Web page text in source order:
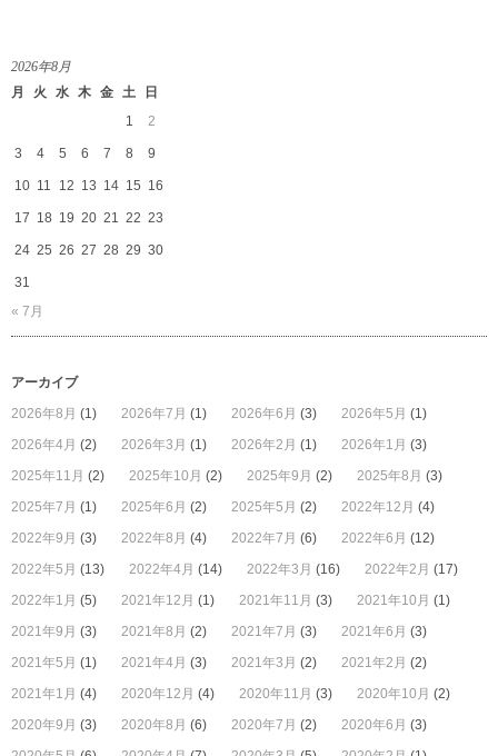
2026年8月
月
火 水 木 金 土
日
1
2
3 4 5 6 7 8 9
10 11 12 13 14 15 16
17 18 19 20 21 22 23
24 25 26 27 28 29 30
31
« 7月
アーカイブ
2026年8月 (1) 2026年7月 (1) 2026年6月 (3) 2026年5月 (1)
2026年4月 (2) 2026年3月 (1) 2026年2月 (1) 2026年1月 (3)
2025年11月 (2) 2025年10月 (2) 2025年9月 (2) 2025年8月 (3)
2025年7月 (1) 2025年6月 (2) 2025年5月 (2) 2022年12月 (4)
2022年9月 (3) 2022年8月 (4) 2022年7月 (6) 2022年6月 (12)
2022年5月 (13) 2022年4月 (14) 2022年3月 (16) 2022年2月 (17)
2022年1月 (5) 2021年12月 (1) 2021年11月 (3) 2021年10月 (1)
2021年9月 (3) 2021年8月 (2) 2021年7月 (3) 2021年6月 (3)
2021年5月 (1) 2021年4月 (3) 2021年3月 (2) 2021年2月 (2)
2021年1月 (4) 2020年12月 (4) 2020年11月 (3) 2020年10月 (2)
2020年9月 (3) 2020年8月 (6) 2020年7月 (2) 2020年6月 (3)